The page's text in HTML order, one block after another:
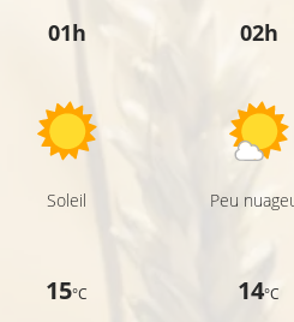
01h
Soleil
15°C
02h
Peu
14°C